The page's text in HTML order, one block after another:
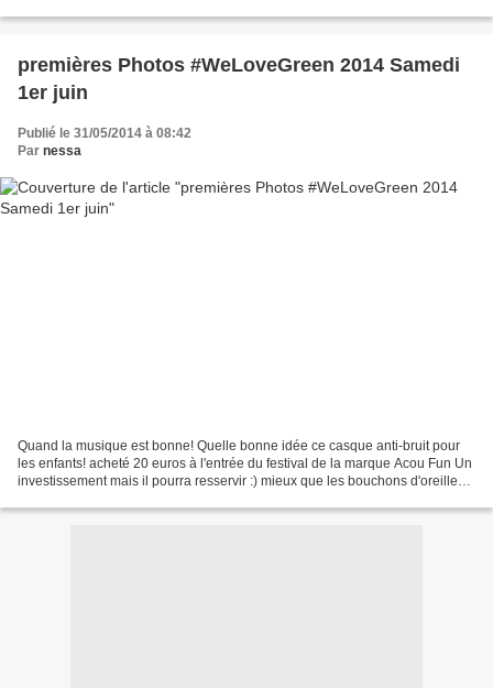
premières Photos #WeLoveGreen 2014 Samedi
1er juin
Publié le 31/05/2014 à 08:42
Par nessa
Quand la musique est bonne! Quelle bonne idée ce casque anti-bruit pour
les enfants! acheté 20 euros à l'entrée du festival de la marque Acou Fun Un
investissement mais il pourra resservir :) mieux que les bouchons d'oreilles